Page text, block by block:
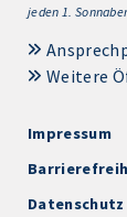
jeden 1.
Weitere
Impressum
Datenschutz